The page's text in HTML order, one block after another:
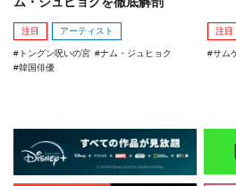
注目 アーティスト
トングン呪いの宮
ナム・ジュヒョク
韓国俳優
注目
サム